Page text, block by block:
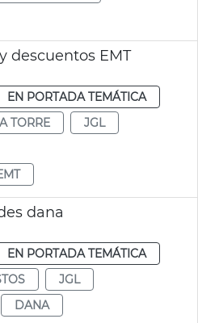
descuentos EMT
EN PORTADA TEMÁTICA
TORRE
JGL
dana
EN PORTADA TEMÁTICA
JGL
DANA